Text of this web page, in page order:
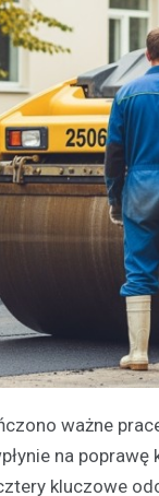
ważne
na
kluczowe